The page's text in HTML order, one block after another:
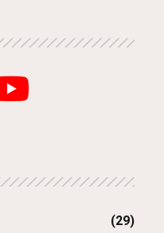
(29)